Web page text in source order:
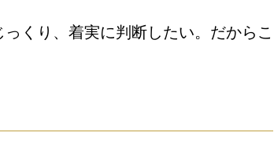
くり、着実に判断したい。だからこ